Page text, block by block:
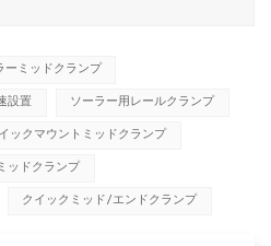
ーミッドクランプ
設置 ソーラー用レールクランプ
ックマウントミッドクランプ
ッドクランプ
クイックミッド/エンドクランプ